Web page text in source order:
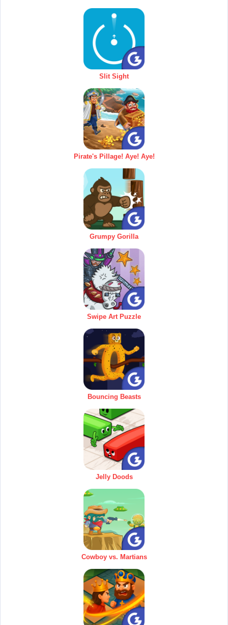
Slit Sight
Pirate's Pillage! Aye! Aye!
Grumpy Gorilla
Swipe Art Puzzle
Bouncing Beasts
Jelly Doods
Cowboy vs. Martians